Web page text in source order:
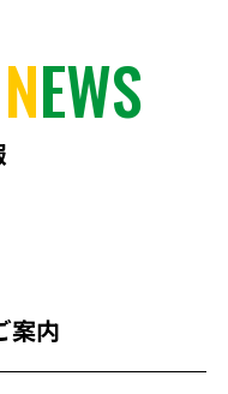
NEWS
案内